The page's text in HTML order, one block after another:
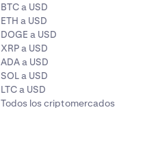
BTC a USD
ETH a USD
DOGE a USD
XRP a USD
ADA a USD
SOL a USD
LTC a USD
Todos los criptomercados